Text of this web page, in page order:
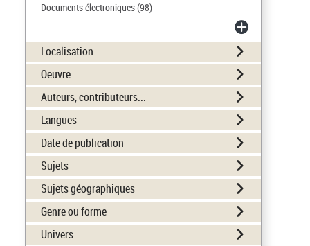
Documents électroniques(98)
Localisation
Oeuvre
Auteurs, contributeurs...
Langues
Date de publication
Sujets
Sujets géographiques
Genre ou forme
Univers